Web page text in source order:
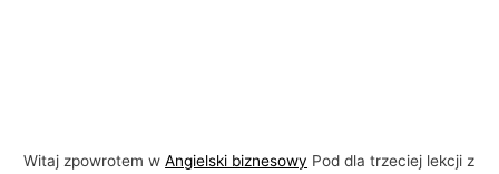
Witaj zpowrotem wAngielski biznesowy Pod dla trzeciej lekcji z